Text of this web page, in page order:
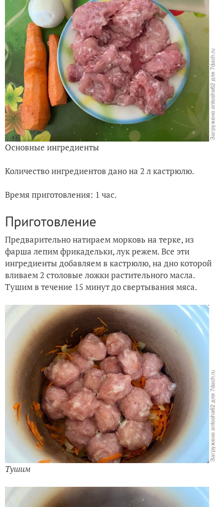
Основные ингредиенты
Количество ингредиентов дано на 2 л кастрюлю.
Время приготовления: 1 час.
Приготовление
Предварительно натираем морковь на терке, из
фарша лепим фрикадельки, лук режем. Все эти
ингредиенты добавляем в кастрюлю, на дно которой
вливаем 2 столовые ложки растительного масла.
Тушим в течение 15 минут до свертывания мяса.
Тушим